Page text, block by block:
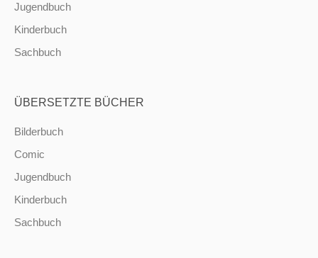
Jugendbuch
Kinderbuch
Sachbuch
ÜBERSETZTE BÜCHER
Bilderbuch
Comic
Jugendbuch
Kinderbuch
Sachbuch